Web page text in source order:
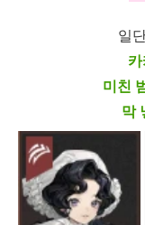
일
미친
막